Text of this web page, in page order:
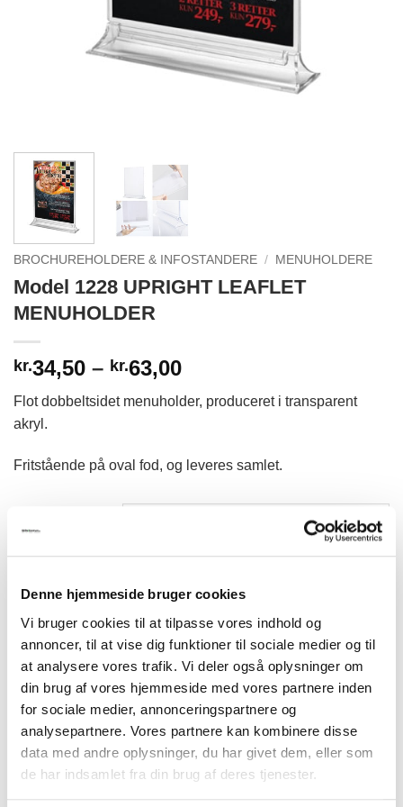
Denne hjemmeside bruger cookies
Vi bruger cookies til at tilpasse vores indhold og
annoncer, til at vise dig funktioner til sociale medier og til
at analysere vores trafik. Vi deler også oplysninger om
din brug af vores hjemmeside med vores partnere inden
for sociale medier, annonceringspartnere og
analysepartnere. Vores partnere kan kombinere disse
data med andre oplysninger, du har givet dem, eller som
de har indsamlet fra din brug af deres tjenester.
BROCHUREHOLDERE & INFOSTANDERE / MENUHOLDERE
Model 1228 UPRIGHT LEAFLET
MENUHOLDER
kr.34,50 – kr.63,00Prisinterval:
til
Flot dobbeltsidet menuholder, produceret i transparent
akryl.
Fritstående på oval fod, og leveres samlet.
BESKRIVELSE